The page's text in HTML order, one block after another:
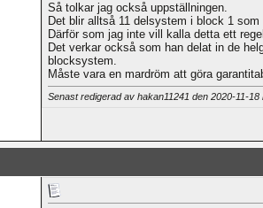
Så tolkar jag också uppställningen.
Det blir alltså 11 delsystem i block 1
Därför som jag inte vill kalla detta ett
Det verkar också som han delat in de
blocksystem.
Måste vara en mardröm att göra
Senast redigerad av hakan11241 den 2020-11-